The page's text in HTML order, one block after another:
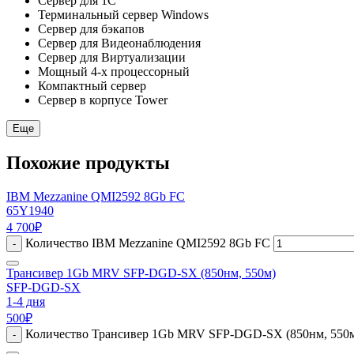
Терминальный сервер Windows
Сервер для бэкапов
Сервер для Видеонаблюдения
Сервер для Виртуализации
Мощный 4-х процессорный
Компактный сервер
Сервер в корпусе Tower
Еще
Похожие продукты
IBM Mezzanine QMI2592 8Gb FC
65Y1940
4 700₽
- Количество IBM Mezzanine QMI2592 8Gb FC
Трансивер 1Gb MRV SFP-DGD-SX (850нм, 550м)
SFP-DGD-SX
1-4 дня
500₽
- Количество Трансивер 1Gb MRV SFP-DGD-SX (850нм,